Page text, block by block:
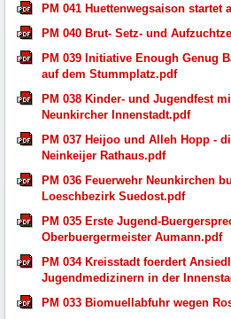
PM 041 Huettenwegsaison startet
PM 040 Brut- Setz- und
PM 039 Initiative Enough Genug
auf dem Stummplatz.pdf
PM 038 Kinder- und Jugendfest
Neunkircher Innenstadt.pdf
PM 037 Heijoo und Alleh Hopp -
Neinkeijer Rathaus.pdf
PM 036 Feuerwehr Neunkirchen
Loeschbezirk Suedost.pdf
PM 035 Erste Jugend-
Oberbuergermeister Aumann.pdf
PM 034 Kreisstadt foerdert
Jugendmedizinern in der
PM 033 Biomuellabfuhr wegen